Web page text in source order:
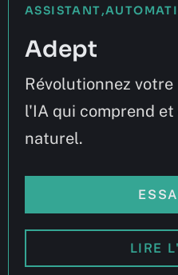
ASSISTANT,
Adept
Révolutionnez
l'IA qui comprend
naturel.
LIRE